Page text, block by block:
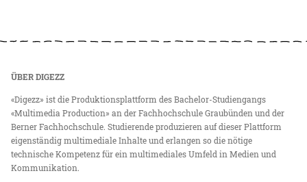
ÜBER DIGEZZ
«Digezz» ist die Produktionsplattform des Bachelor-Studiengangs
«Multimedia Production» an der Fachhochschule Graubünden und der
Berner Fachhochschule. Studierende produzieren auf dieser Plattform
eigenständig multimediale Inhalte und erlangen so die nötige
technische Kompetenz für ein multimediales Umfeld in Medien und
Kommunikation.